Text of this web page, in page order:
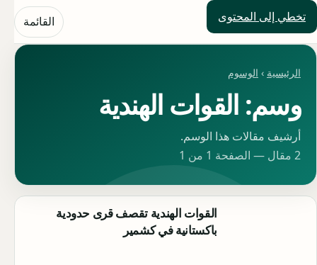
تخطي إلى المحتوى
حلول العالم القائمة
الرئيسية › الوسوم
وسم: القوات الهندية
أرشيف مقالات هذا الوسم.
2 مقال — الصفحة 1 من 1
القوات الهندية تقصف قرى حدودية
باكستانية في كشمير